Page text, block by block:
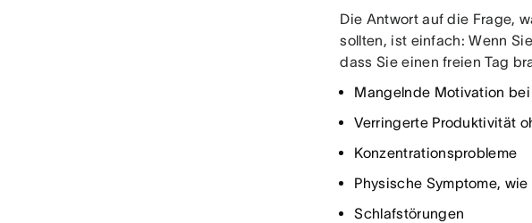
Die Antwort auf die Frage,
sollten, ist einfach: Wenn
dass Sie einen freien Tag
Mangelnde Motivation
Verringerte Produktivität
Konzentrationsprobleme
Physische Symptome,
Schlafstörungen